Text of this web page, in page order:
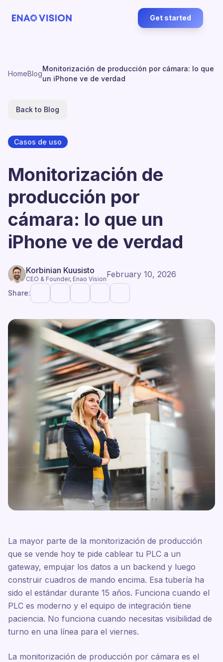
Get started
HomeBlog
Monitorización de producción por cámara: lo que
un iPhone ve de verdad
Back to Blog
Casos de uso
Monitorización de
producción por
cámara: lo que un
iPhone ve de verdad
Korbinian Kuusisto
CEO & Founder, Enao VisionFebruary 10, 2026
Share:
La mayor parte de la monitorización de producción
que se vende hoy te pide cablear tu PLC a un
gateway, empujar los datos a un backend y luego
construir cuadros de mando encima. Esa tubería ha
sido el estándar durante 15 años. Funciona cuando el
PLC es moderno y el equipo de integración tiene
paciencia. No funciona cuando necesitas visibilidad de
turno en una línea para el viernes.
La monitorización de producción por cámara es el